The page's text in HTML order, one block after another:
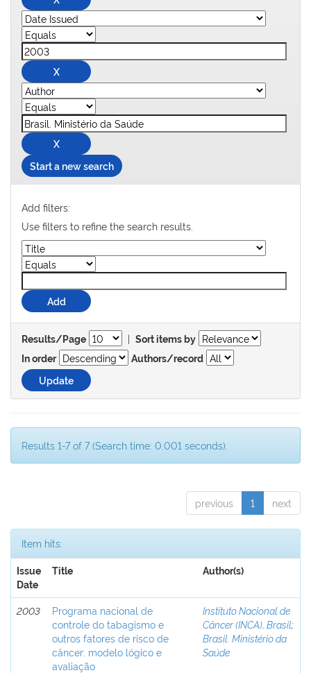
Start a new search
Add filters:
Use filters to refine the search results.
Results/Page | Sort items by
In order
Authors/record
Results 1-7 of 7 (Search time: 0.001 seconds).
previous 1 next
Item hits:
Issue
Date
Title Author(s)
2003
Programa nacional de
controle do tabagismo e
outros fatores de risco de
câncer: modelo lógico e
avaliação
Instituto Nacional de
Câncer (INCA), Brasil;
Brasil. Ministério da
Saúde